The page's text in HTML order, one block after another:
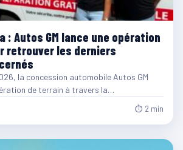
: Autos GM lance une opération
retrouver les derniers
la concession automobile Autos GM
de terrain à travers la…
⏱ 2 min